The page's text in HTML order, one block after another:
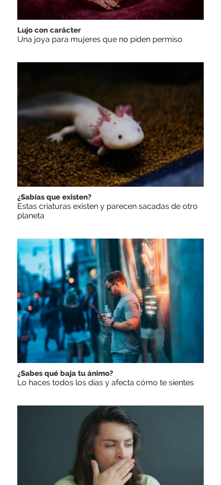
Lujo con carácter
Una joya para mujeres que no piden permiso
¿Sabías que existen?
Estas criaturas existen y parecen sacadas de otro
planeta
¿Sabes qué baja tu ánimo?
Lo haces todos los días y afecta cómo te sientes